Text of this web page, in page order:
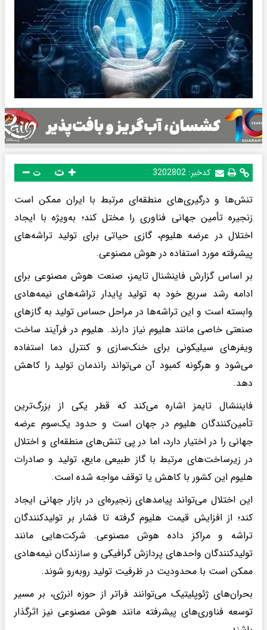
کدخبر: 3202802 ت
تنش‌ها و درگیری‌های منطقه‌ای مرتبط با ایران ممکن است
زنجیره تأمین جهانی فناوری را مختل کند؛ به‌ویژه با ایجاد
اختلال در عرضه هلیوم، گازی حیاتی برای تولید تراشه‌های
پیشرفته مورد استفاده در هوش مصنوعی.
بر اساس گزارش فاینشنال تایمز، صنعت هوش مصنوعی برای
ادامه رشد سریع خود به تولید پایدار تراشه‌های نیمه‌هادی
وابسته است و این تراشه‌ها در مراحل حساس تولید به گازهای
صنعتی خاصی مانند هلیوم نیاز دارند. هلیوم در فرآیند ساخت
ویفرهای سیلیکونی برای خنک‌سازی و کنترل دما استفاده
می‌شود و هرگونه کمبود آن می‌تواند راندمان تولید را کاهش
دهد.
فایننشال تایمز اشاره می‌کند که قطر یکی از بزرگ‌ترین
تأمین‌کنندگان هلیوم در جهان است و حدود یک‌سوم عرضه
جهانی را در اختیار دارد، اما در پی تنش‌های منطقه‌ای و اختلال
در زیرساخت‌های مرتبط با گاز طبیعی مایع، تولید و صادرات
هلیوم این کشور با کاهش یا توقف مواجه شده است.
این اختلال می‌تواند پیامدهای زنجیره‌ای در بازار جهانی ایجاد
کند؛ از افزایش قیمت هلیوم گرفته تا فشار بر تولیدکنندگان
تراشه و مراکز داده هوش مصنوعی. شرکت‌هایی مانند
تولیدکنندگان واحدهای پردازش گرافیکی و سازندگان نیمه‌هادی
ممکن است با محدودیت در ظرفیت تولید روبه‌رو شوند.
بحران‌های ژئوپلیتیک می‌توانند فراتر از حوزه انرژی، بر مسیر
توسعه فناوری‌های پیشرفته مانند هوش مصنوعی نیز اثرگذار